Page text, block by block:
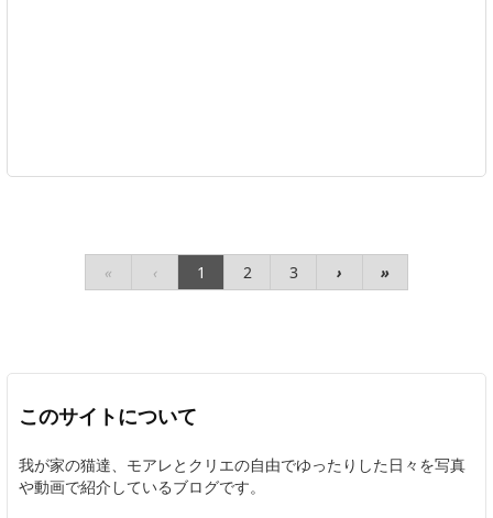
« ‹ 1 2 3 › »
このサイトについて
我が家の猫達、モアレとクリエの自由でゆったりした日々を写真
や動画で紹介しているブログです。